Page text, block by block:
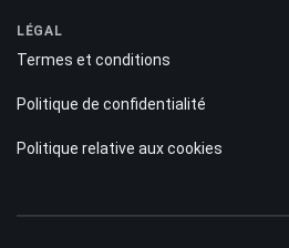
LÉGAL
Termes et conditions
Politique de confidentialité
Politique relative aux cookies